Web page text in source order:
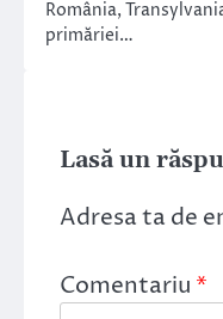
România,
primăriei…
Lasă un
Adresa ta de
Comentariu *